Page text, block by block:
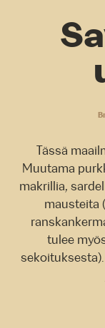
Tässä
Muutama
makrillia,
mausteita
tulee